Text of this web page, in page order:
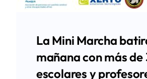
La Mini Marcha
mañana con más
escolares y